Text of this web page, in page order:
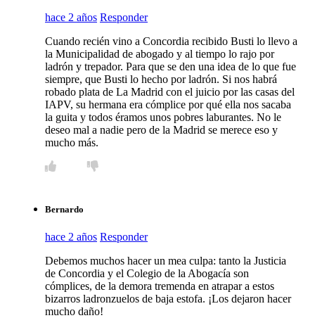
hace 2 años Responder
Cuando recién vino a Concordia recibido Busti lo llevo a
la Municipalidad de abogado y al tiempo lo rajo por
ladrón y trepador. Para que se den una idea de lo que fue
siempre, que Busti lo hecho por ladrón. Si nos habrá
robado plata de La Madrid con el juicio por las casas del
IAPV, su hermana era cómplice por qué ella nos sacaba
la guita y todos éramos unos pobres laburantes. No le
deseo mal a nadie pero de la Madrid se merece eso y
mucho más.
Bernardo
hace 2 años Responder
Debemos muchos hacer un mea culpa: tanto la Justicia
de Concordia y el Colegio de la Abogacía son
cómplices, de la demora tremenda en atrapar a estos
bizarros ladronzuelos de baja estofa. ¡Los dejaron hacer
mucho daño!